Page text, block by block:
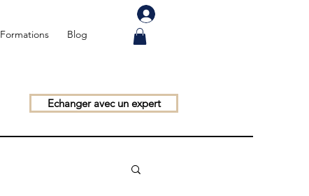
Formations Blog
Echanger avec un expert